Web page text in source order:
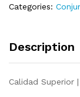
madera
pino
Categories:
Description
Calidad Superior